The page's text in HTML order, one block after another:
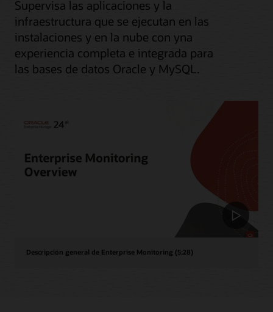
Supervisa las aplicaciones y la
infraestructura que se ejecutan en las
instalaciones y en la nube con yna
experiencia completa e integrada para
las bases de datos Oracle y MySQL.
Descripción general de Enterprise Monitoring (5:28)